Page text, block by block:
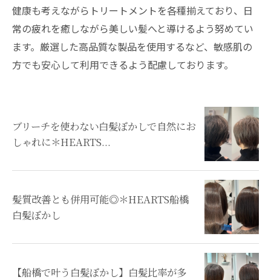
健康も考えながらトリートメントを各種揃えており、日
常の疲れを癒しながら美しい髪へと導けるよう努めてい
ます。厳選した高品質な製品を使用するなど、敏感肌の
方でも安心して利用できるよう配慮しております。
ブリーチを使わない白髪ぼかしで自然にお
しゃれに＊HEARTS...
髪質改善とも併用可能◎＊HEARTS船橋
白髪ぼかし
【船橋で叶う白髪ぼかし】白髪比率が多